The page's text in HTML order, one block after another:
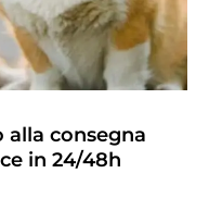
alla consegna
in 24/48h